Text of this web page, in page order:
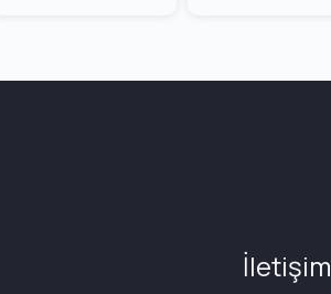
İletişim